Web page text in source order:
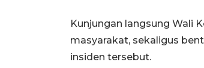
Kunjungan langsung Wali
masyarakat, sekaligus
insiden tersebut.